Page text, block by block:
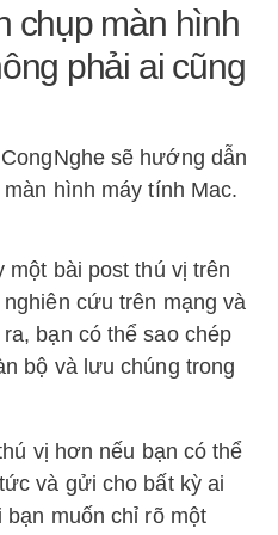
chụp màn hình
phải ai cũng
sẽ hướng dẫn
hình máy tính Mac.
một bài post thú vị trên
cứu trên mạng và
bạn có thể sao chép
bộ và lưu chúng trong
vị hơn nếu bạn có thể
và gửi cho bất kỳ ai
bạn muốn chỉ rõ một